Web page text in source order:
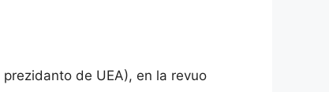
de UEA), en la revuo